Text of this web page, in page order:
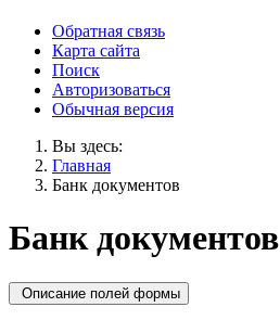
Обратная связь
Карта сайта
Поиск
Авторизоваться
Обычная версия
Вы здесь:
Главная
Банк документов
Банк документов
Описание полей формы